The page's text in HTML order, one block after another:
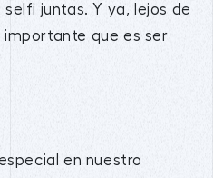
juntas. Y ya, lejos de
importante que es ser
en nuestro